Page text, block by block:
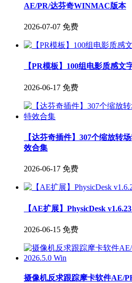
AE/PR/达芬奇WINMAC版本
2026-07-07 免费
【PR模板】100组电影质感文
2026-06-17 免费
【达芬奇插件】307个缩放转
效合集
2026-06-17 免费
【AE扩展】PhysicDesk
2026-06-15 免费
摄像机反求跟踪摩卡软件AE/